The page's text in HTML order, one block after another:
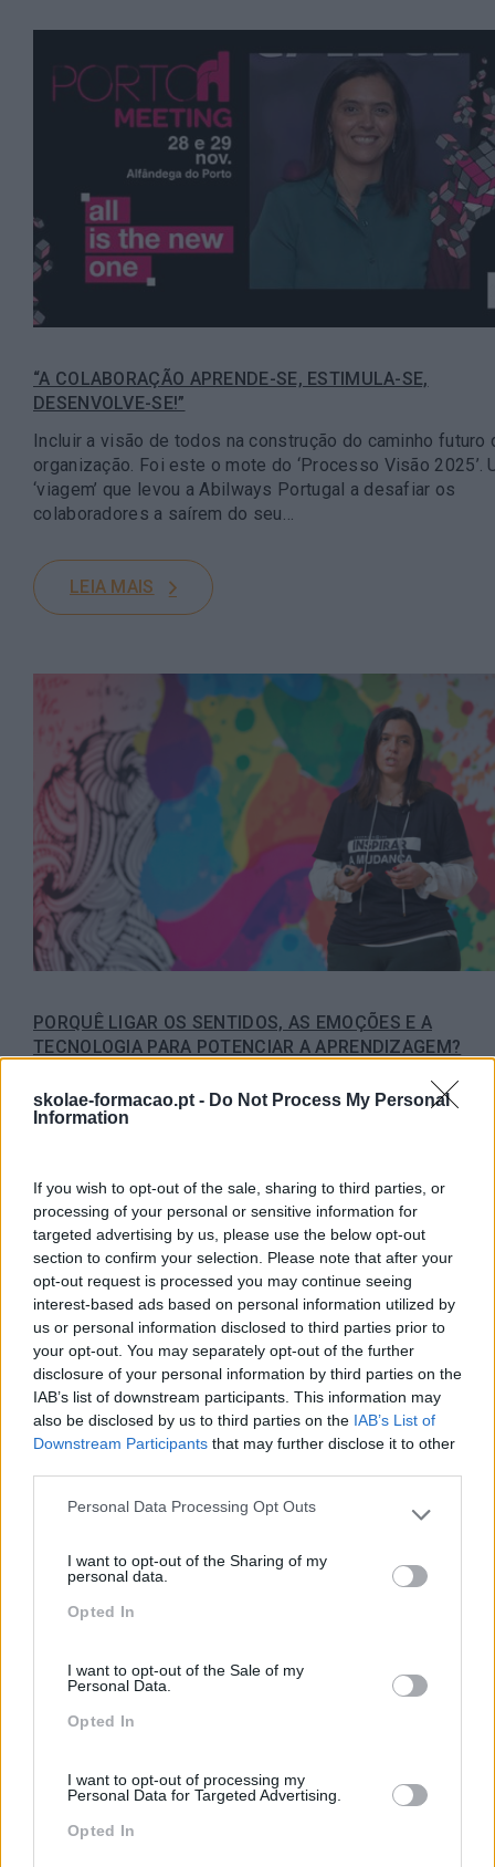
skolae-formacao.pt - Do Not Process My Personal
Information
If you wish to opt-out of the sale, sharing to third parties, or
processing of your personal or sensitive information for
targeted advertising by us, please use the below opt-out
section to confirm your selection. Please note that after your
opt-out request is processed you may continue seeing
interest-based ads based on personal information utilized by
us or personal information disclosed to third parties prior to
your opt-out. You may separately opt-out of the further
disclosure of your personal information by third parties on the
IAB’s list of downstream participants. This information may
also be disclosed by us to third parties on the IAB’s List of
Downstream Participants that may further disclose it to other
Please note that this website/app uses one or more Google
not limited to your visit or usage behaviour. You may click to
grant or deny consent to Google and its third-party tags to
use your data for below specified purposes in below Google
Personal Data Processing Opt Outs
I want to opt-out of the Sharing of my
personal data.
Opted In
I want to opt-out of the Sale of my
Personal Data.
Opted In
I want to opt-out of processing my
Personal Data for Targeted Advertising.
Opted In
“A COLABORAÇÃO APRENDE-SE, ESTIMULA-SE,
DESENVOLVE-SE!”
Incluir a visão de todos na construção do caminho futuro
organização. Foi este o mote do ‘Processo Visão 2025’.
‘viagem’ que levou a Abilways Portugal a desafiar os
colaboradores a saírem do seu…
LEIA MAIS
PORQUÊ LIGAR OS SENTIDOS, AS EMOÇÕES E A
TECNOLOGIA PARA POTENCIAR A APRENDIZAGEM?
por Raquel Rebelo, CEO da Abilways Portugal Que o
veio para ficar já ninguém tem dúvidas. Que a tecnologia
LEIA MAIS
THE FUTURE STARTED YESTERDAY AND WE’RE
LATE
por Raquel Rebelo, CEO da IFE by Abilways Esta parte da
pensar. O futuro está aqui. Já começou! E o que é que…